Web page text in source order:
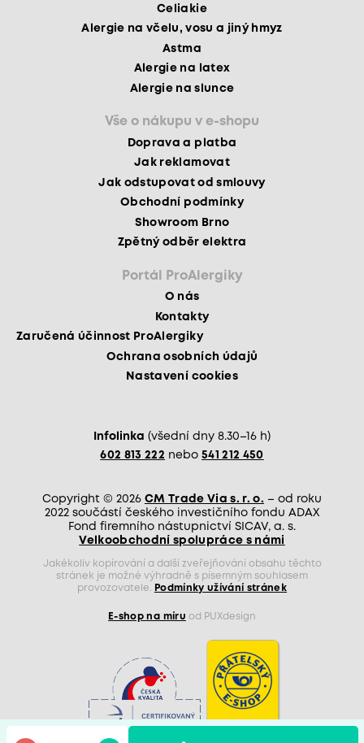
Celiakie
Alergie na včelu, vosu a jiný hmyz
Astma
Alergie na latex
Alergie na slunce
Vše o nákupu v e-shopu
Doprava a platba
Jak reklamovat
Jak odstupovat od smlouvy
Obchodní podmínky
Showroom Brno
Zpětný odběr elektra
Portál ProAlergiky
O nás
Kontakty
Zaručená účinnost ProAlergiky
Ochrana osobních údajů
Nastavení cookies
Infolinka (všední dny 8.30–16 h)
602 813 222 nebo 541 212 450
Copyright © 2026 CM Trade Via s. r. o. – od roku
2022 součástí českého investičního fondu ADAX
Fond firemního nástupnictví SICAV, a. s.
Velkoobchodní spolupráce s námi
Jakékoliv kopírování a další zveřejňování obsahu těchto
stránek je možné výhradně s písemným souhlasem
provozovatele. Podmínky užívání stránek
E-shop na míru od PUXdesign